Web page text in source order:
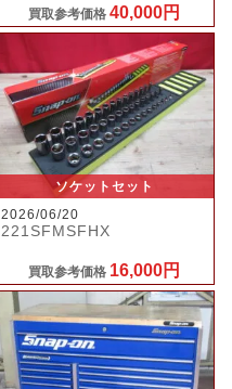
買取参考価格40,000円
ソケットセット
2026/06/20
221SFMSFHX
買取参考価格 16,000円